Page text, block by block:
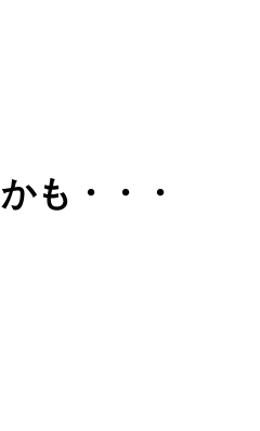
も・・・